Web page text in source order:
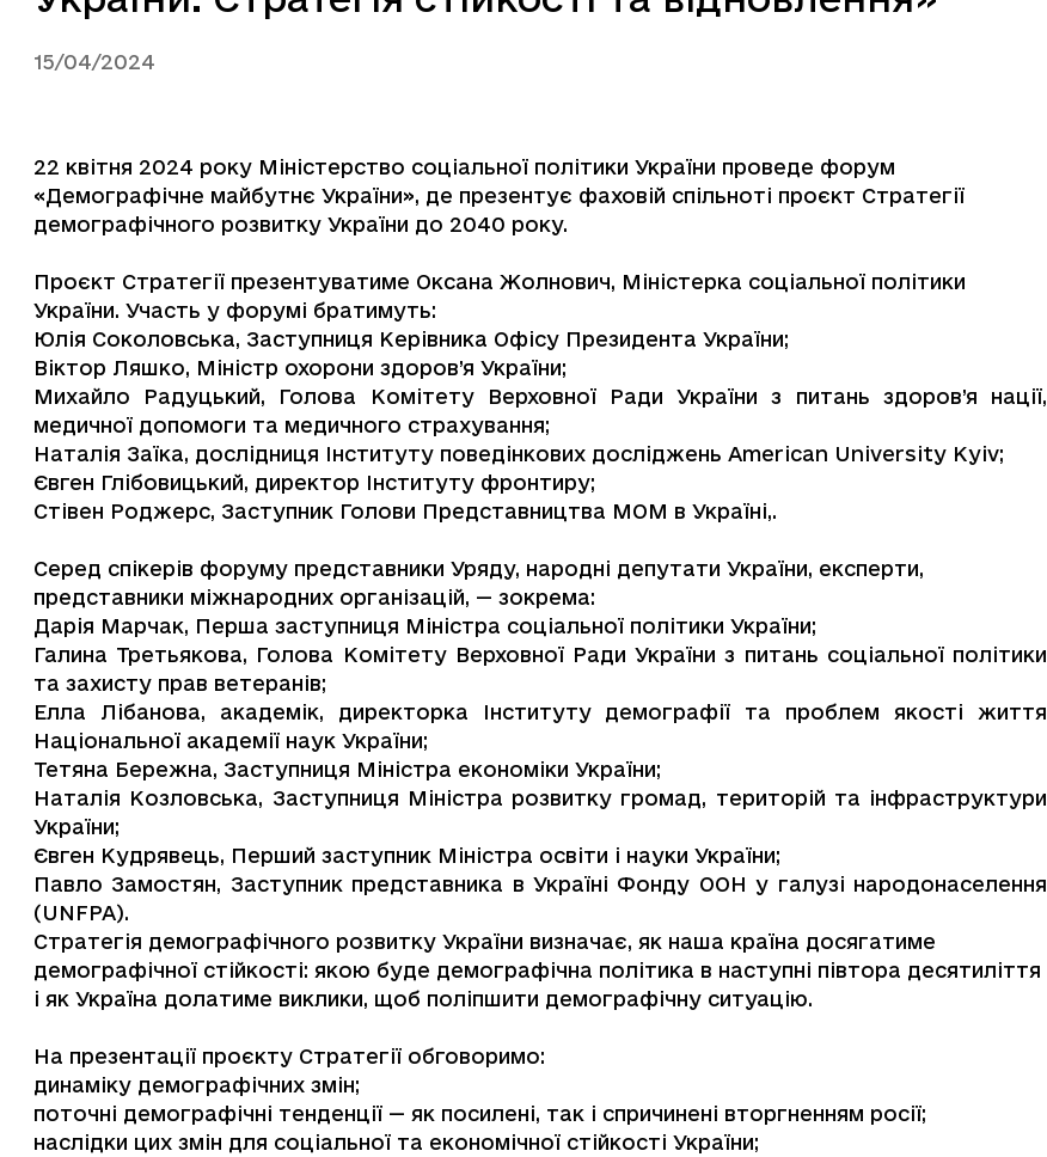
15/04/2024
22 квітня 2024 року Міністерство соціальної політики України проведе форум
«Демографічне майбутнє України», де презентує фаховій спільноті проєкт Стратегії
демографічного розвитку України до 2040 року.
Проєкт Стратегії презентуватиме Оксана Жолнович, Міністерка соціальної політики
України. Участь у форумі братимуть:
Юлія Соколовська, Заступниця Керівника Офісу Президента України;
Віктор Ляшко, Міністр охорони здоров’я України;
Михайло Радуцький, Голова Комітету Верховної Ради України з питань здоров’я нації,
медичної допомоги та медичного страхування;
Наталія Заїка, дослідниця Інституту поведінкових досліджень American University Kyiv;
Євген Глібовицький, директор Інституту фронтиру;
Стівен Роджерс, Заступник Голови Представництва МОМ в Україні,.
Серед спікерів форуму представники Уряду, народні депутати України, експерти,
представники міжнародних організацій, — зокрема:
Дарія Марчак, Перша заступниця Міністра соціальної політики України;
Галина Третьякова, Голова Комітету Верховної Ради України з питань соціальної політики
та захисту прав ветеранів;
Елла Лібанова, академік, директорка Інституту демографії та проблем якості життя
Національної академії наук України;
Тетяна Бережна, Заступниця Міністра економіки України;
Наталія Козловська, Заступниця Міністра розвитку громад, територій та інфраструктури
України;
Євген Кудрявець, Перший заступник Міністра освіти і науки України;
Павло Замостян, Заступник представника в Україні Фонду ООН у галузі народонаселення
(UNFPA).
Стратегія демографічного розвитку України визначає, як наша країна досягатиме
демографічної стійкості: якою буде демографічна політика в наступні півтора десятиліття
і як Україна долатиме виклики, щоб поліпшити демографічну ситуацію.
На презентації проєкту Стратегії обговоримо:
динаміку демографічних змін;
поточні демографічні тенденції — як посилені, так і спричинені вторгненням росії;
наслідки цих змін для соціальної та економічної стійкості України;